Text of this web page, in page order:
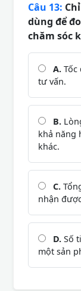
Câu 13:
dùng để
chăm sóc
A.
tư vấn.
B.
khả năng
khác.
C.
nhận
D. Số
một sản